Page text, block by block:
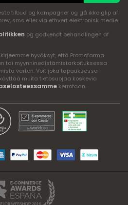
tilbud og kampagner og gå ikke glip af
sms eller via ethvert elektronisk medie
og godkendt behandlingen af
hyväksyt, että Promofarma
tai myynninedistämistarkoituksessa
varten. Voit joka tapauksessa
muita tietosuojaa koskevia
kerrotaan.